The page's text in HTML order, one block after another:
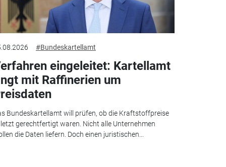
#Bundeskartellamt
eingeleitet: Kartellamt
mit Raffinerien um
Bundeskartellamt will prüfen, ob die Kraftstoffpreise
gerechtfertigt waren. Nicht alle Unternehmen
die Daten liefern. Doch einen juristischen...